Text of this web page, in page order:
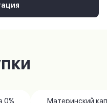
0% Материнский